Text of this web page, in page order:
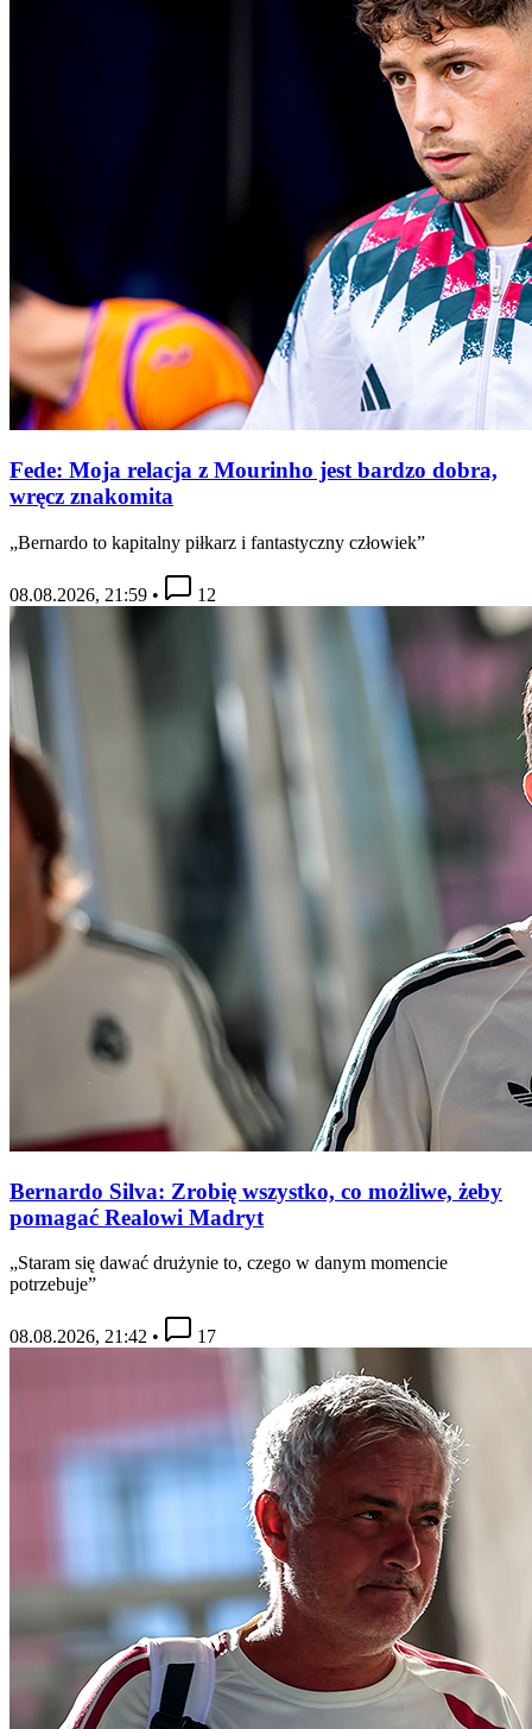
Fede: Moja relacja z Mourinho jest bardzo dobra,
wręcz znakomita
„Bernardo to kapitalny piłkarz i fantastyczny człowiek”
08.08.2026, 21:59 • 12
Bernardo Silva: Zrobię wszystko, co możliwe, żeby
pomagać Realowi Madryt
„Staram się dawać drużynie to, czego w danym momencie
potrzebuje”
08.08.2026, 21:42 • 17